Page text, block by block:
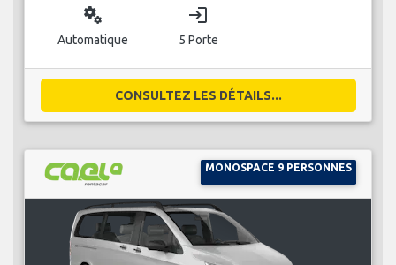
miscellaneous_services
Automatique
login
5 Porte
CONSULTEZ LES DÉTAILS...
MONOSPACE 9 PERSONNES